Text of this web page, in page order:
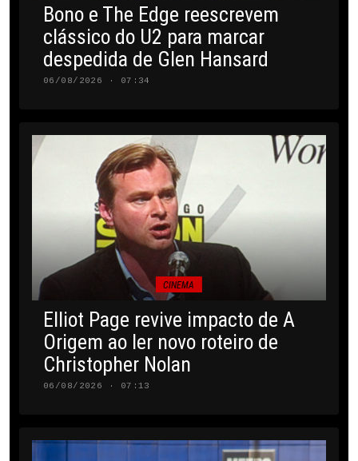
Bono e The Edge reescrevem
clássico do U2 para marcar
despedida de Glen Hansard
06/08/2026 · 07:34
CINEMA
Elliot Page revive impacto de A
Origem ao ler novo roteiro de
Christopher Nolan
06/08/2026 · 07:13